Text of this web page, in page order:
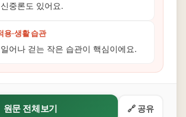
중론도 있어요.
용·생활 습관
어나 걷는 작은 습관이 핵심이에요.
원문 전체보기 🔗 공유